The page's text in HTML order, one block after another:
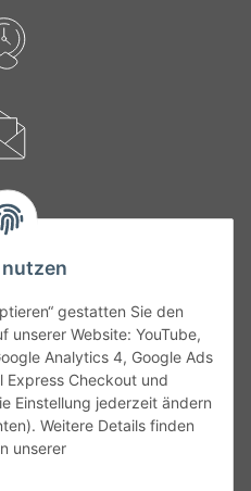
gestatten Sie den
unserer Website: YouTube,
Analytics 4, Google Ads
Express Checkout und
Einstellung jederzeit ändern
Weitere Details finden
unsererIrrtümer und fehlerhafte
Datenblätter oder spezielle